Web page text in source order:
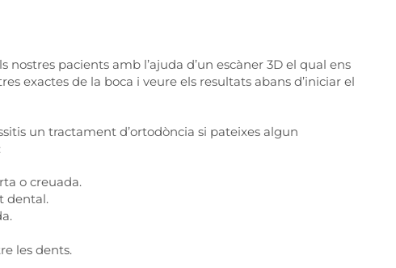
nostres pacients amb l’ajuda d’un escàner 3D el qual ens
exactes de la boca i veure els resultats abans d’iniciar el
un tractament d’ortodòncia si pateixes algun
o creuada.
dental.
les dents.